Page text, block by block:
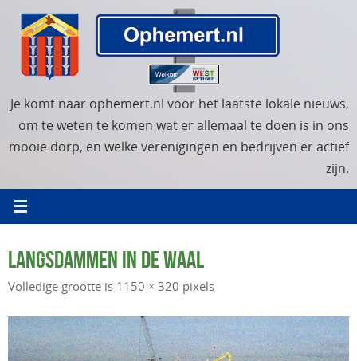
naar
inhoud
Je komt naar ophemert.nl voor het laatste lokale nieuws,
om te weten te komen wat er allemaal te doen is in ons
mooie dorp, en welke verenigingen en bedrijven er actief
zijn.
LANGSDAMMEN IN DE WAAL
Volledige grootte is 1150 × 320 pixels